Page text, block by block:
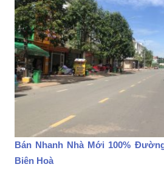
Bán Nhanh Nhà Mới 100%
Biên Hoà